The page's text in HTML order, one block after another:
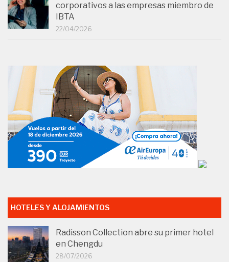
corporativos a las empresas miembro de
IBTA
22/04/2026
HOTELES Y ALOJAMIENTOS
Radisson Collection abre su primer hotel
en Chengdu
28/07/2026